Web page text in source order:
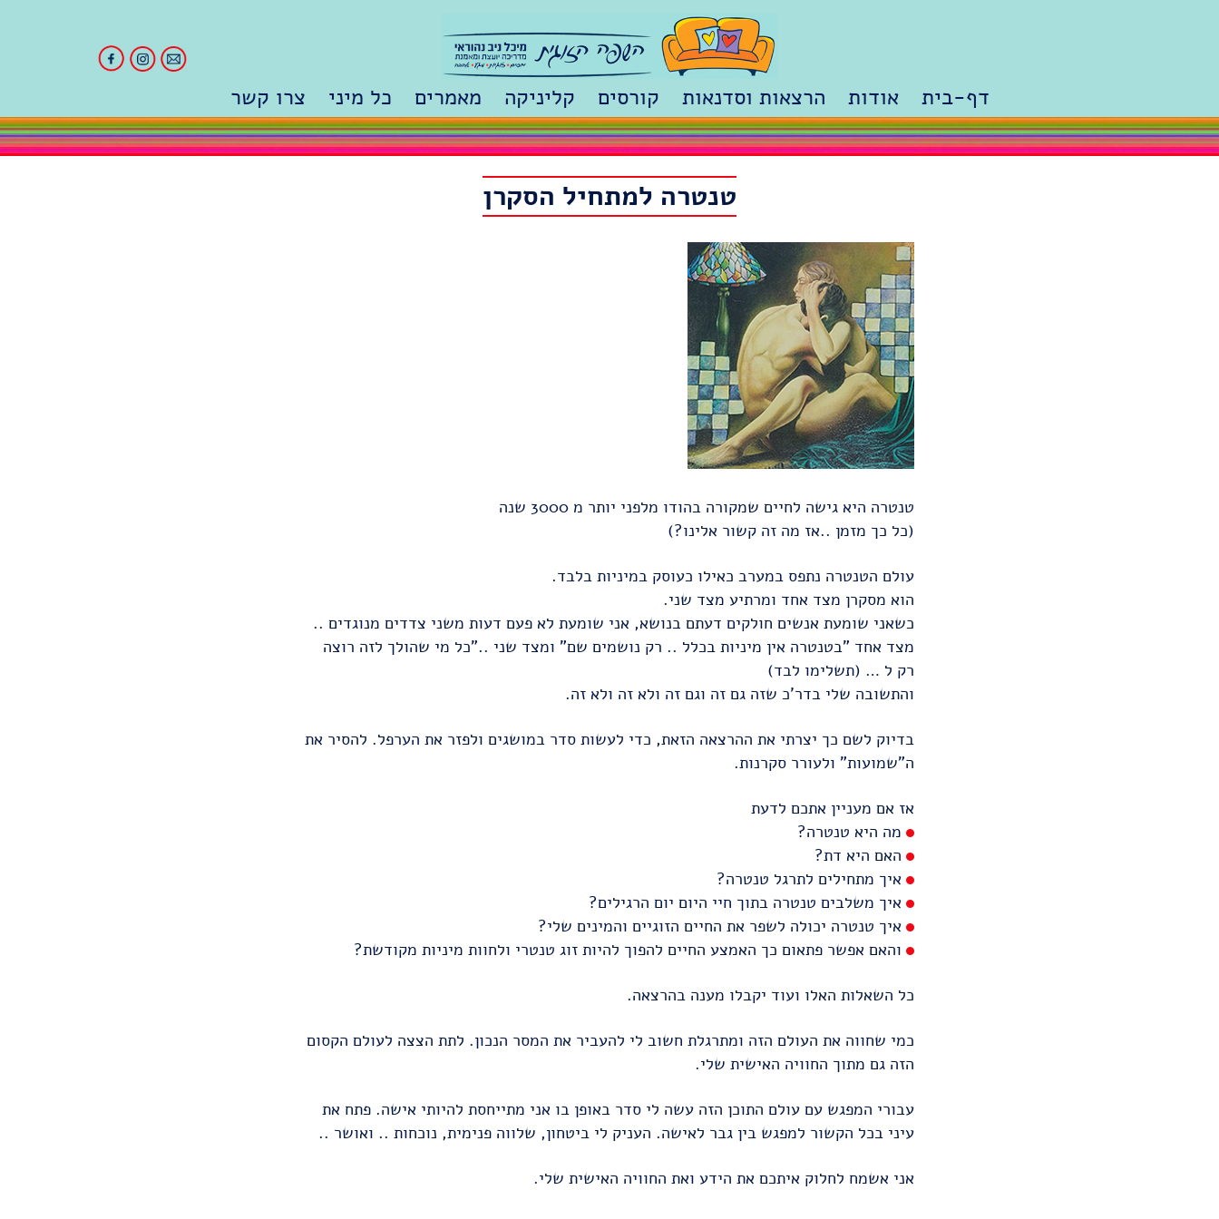
דף-בית אודות הרצאות וסדנאות קורסים קליניקה מאמרים
המכינה לזוגיות
זוגיות מעל ומעבר
כל מיני
מהתקשורת
סדנאות והרצאות
צרו קשר
טנטרה למתחיל הסקרן
טנטרה היא גישה לחיים שמקורה בהודו מלפני יותר מ 3000 שנה
(כל כך מזמן ..אז מה זה קשור אלינו?)
עולם הטנטרה נתפס במערב כאילו כעוסק במיניות בלבד.
הוא מסקרן מצד אחד ומרתיע מצד שני.
כשאני שומעת אנשים חולקים דעתם בנושא, אני שומעת לא פעם דעות משני צדדים מנוגדים ..
מצד אחד "בטנטרה אין מיניות בכלל .. רק נושמים שם" ומצד שני .."כל מי שהולך לזה רוצה
רק ל … (תשלימו לבד)
והתשובה שלי בדר'כ שזה גם זה וגם זה ולא זה ולא זה.
בדיוק לשם כך יצרתי את ההרצאה הזאת, כדי לעשות סדר במושגים ולפזר את הערפל. להסיר את
ה"שמועות" ולעורר סקרנות.
אז אם מעניין אתכם לדעת
מה היא טנטרה?
האם היא דת?
איך מתחילים לתרגל טנטרה?
איך משלבים טנטרה בתוך חיי היום יום הרגילים?
איך טנטרה יכולה לשפר את החיים הזוגיים והמינים שלי?
והאם אפשר פתאום כך האמצע החיים להפוך להיות זוג טנטרי ולחוות מיניות מקודשת?
כל השאלות האלו ועוד יקבלו מענה בהרצאה.
כמי שחווה את העולם הזה ומתרגלת חשוב לי להעביר את המסר הנכון. לתת הצצה לעולם הקסום
הזה גם מתוך החוויה האישית שלי.
עבורי המפגש עם עולם התוכן הזה עשה לי סדר באופן בו אני מתייחסת להיותי אישה. פתח את
עיני בכל הקשור למפגש בין גבר לאישה. העניק לי ביטחון, שלווה פנימית, נוכחות .. ואושר ..
אני אשמח לחלוק איתכם את הידע ואת החוויה האישית שלי.